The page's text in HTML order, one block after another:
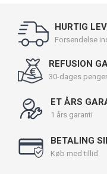
HURTIG
Forsendelse
REFUSION
30-dages
ET ÅRS
1 års garanti
BETALING
Køb med tillid